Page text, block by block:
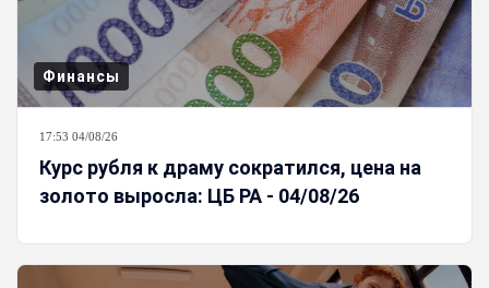
Финансы
17:53 04/08/26
Курс рубля к драму сократился, цена на
золото выросла: ЦБ РА - 04/08/26